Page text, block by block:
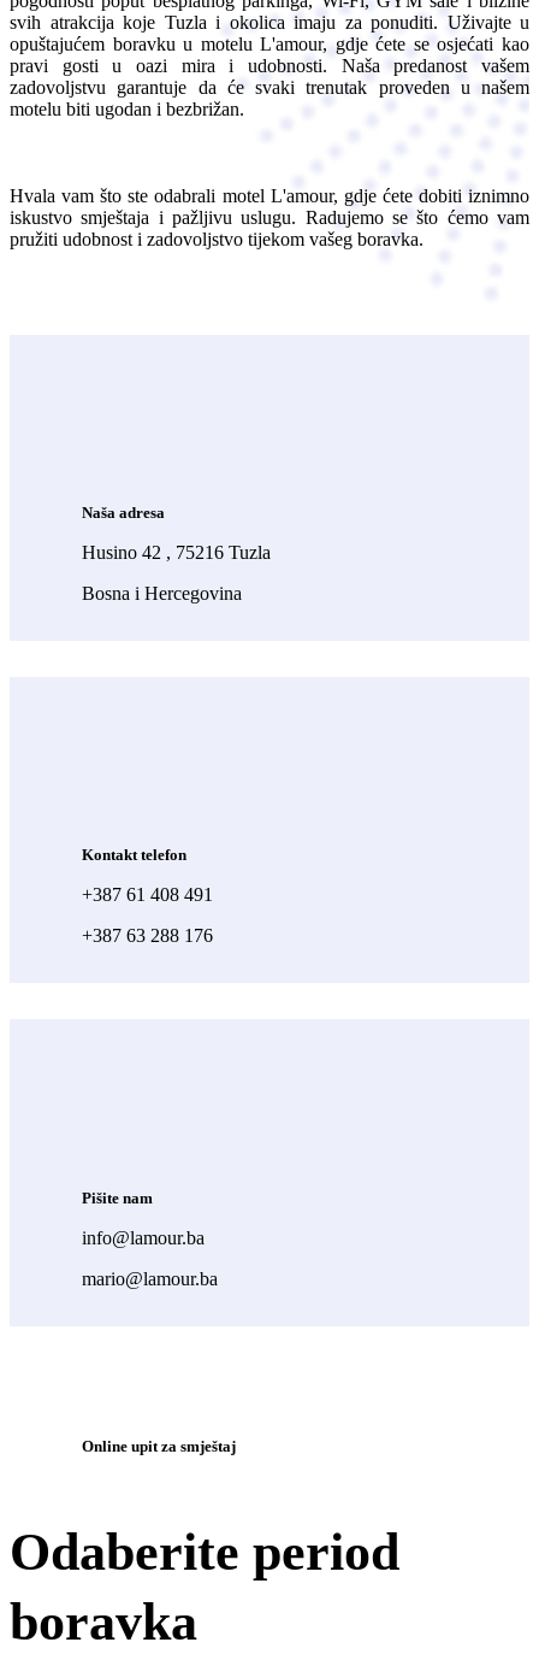
svih atrakcija koje Tuzla i okolica imaju za ponuditi. Uživajte u
opuštajućem boravku u motelu L'amour, gdje ćete se osjećati kao
pravi gosti u oazi mira i udobnosti. Naša predanost vašem
zadovoljstvu garantuje da će svaki trenutak proveden u našem
motelu biti ugodan i bezbrižan.
Hvala vam što ste odabrali motel L'amour, gdje ćete dobiti iznimno
iskustvo smještaja i pažljivu uslugu. Radujemo se što ćemo vam
pružiti udobnost i zadovoljstvo tijekom vašeg boravka.
Naša adresa
Husino 42 , 75216 Tuzla
Bosna i Hercegovina
Kontakt telefon
+387 61 408 491
+387 63 288 176
Pišite nam
info@lamour.ba
mario@lamour.ba
Online upit za smještaj
Odaberite period
boravka